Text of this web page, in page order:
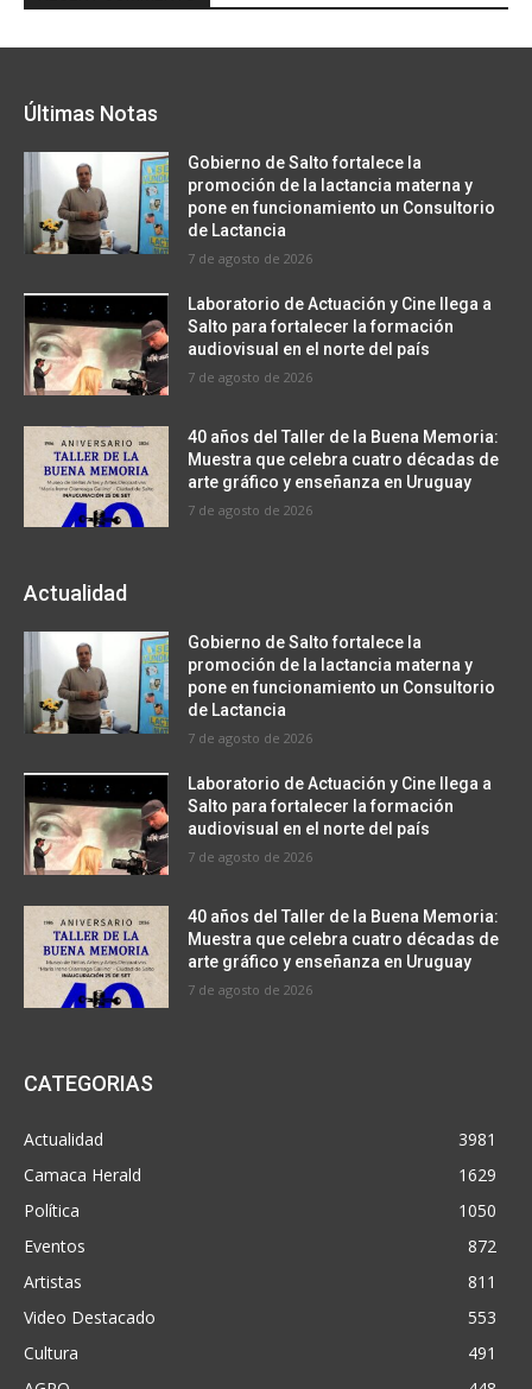
Últimas Notas
Gobierno de Salto fortalece la
promoción de la lactancia materna y
pone en funcionamiento un Consultorio
de Lactancia
7 de agosto de 2026
Laboratorio de Actuación y Cine llega a
Salto para fortalecer la formación
audiovisual en el norte del país
7 de agosto de 2026
40 años del Taller de la Buena Memoria:
Muestra que celebra cuatro décadas de
arte gráfico y enseñanza en Uruguay
7 de agosto de 2026
Actualidad
Gobierno de Salto fortalece la
promoción de la lactancia materna y
pone en funcionamiento un Consultorio
de Lactancia
7 de agosto de 2026
Laboratorio de Actuación y Cine llega a
Salto para fortalecer la formación
audiovisual en el norte del país
7 de agosto de 2026
40 años del Taller de la Buena Memoria:
Muestra que celebra cuatro décadas de
arte gráfico y enseñanza en Uruguay
7 de agosto de 2026
CATEGORIAS
Actualidad
3981
Camaca Herald
1629
Política
1050
Eventos
872
Artistas
811
Video Destacado
553
Cultura
491